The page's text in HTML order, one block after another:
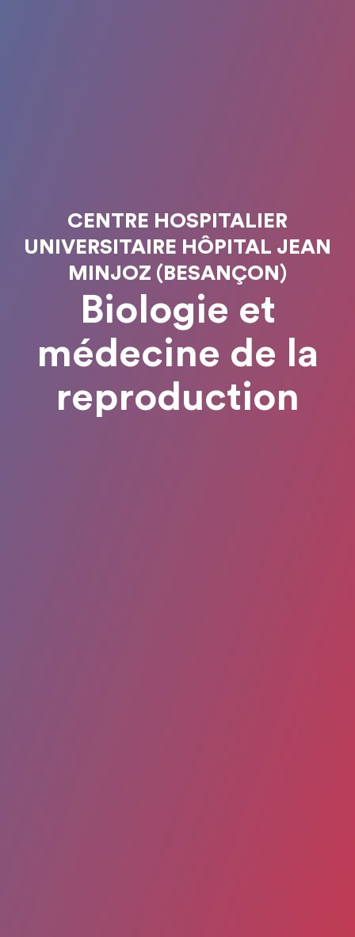
CENTRE HOSPITALIER
UNIVERSITAIRE HÔPITAL JEAN
MINJOZ (BESANÇON)
Biologie et
médecine de la
reproduction